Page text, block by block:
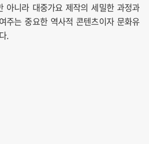
아니라 대중가요 제작의 세밀한 과정과
주는 중요한 역사적 콘텐츠이자 문화유
.